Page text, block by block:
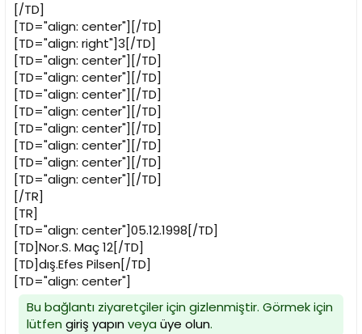
[/TD]
[TD="align: center"][/TD]
[TD="align: right"]3[/TD]
[TD="align: center"][/TD]
[TD="align: center"][/TD]
[TD="align: center"][/TD]
[TD="align: center"][/TD]
[TD="align: center"][/TD]
[TD="align: center"][/TD]
[TD="align: center"][/TD]
[TD="align: center"][/TD]
[/TR]
[TR]
[TD="align: center"]05.12.1998[/TD]
[TD]Nor.S. Maç 12[/TD]
[TD]dış.Efes Pilsen[/TD]
[TD="align: center"]
Bu bağlantı ziyaretçiler için gizlenmiştir. Görmek için
lütfen giriş yapınveya üye olun.